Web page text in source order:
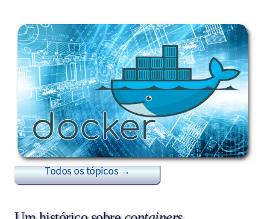
Todos os tópicos →